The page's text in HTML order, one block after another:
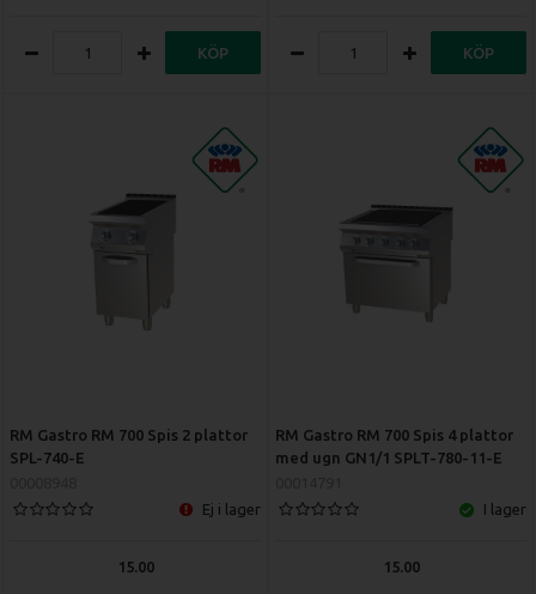
KÖP KÖP
RM Gastro RM 700 Spis 2 plattor
SPL-740-E
Ej i lager
15.00
RM Gastro RM 700 Spis 4 plattor
med ugn GN1/1 SPLT-780-11-E
I lager
15.00